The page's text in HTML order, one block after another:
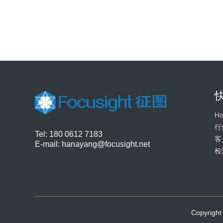
Tel: 180 0612 7183
E-mail: hanayang@focusight.net
行
客
检